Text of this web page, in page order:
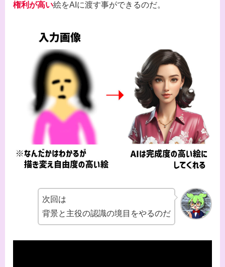
権利が高い絵をAIに渡す事ができるのだ。
次回は
背景と主役の認識の境目をやるのだ